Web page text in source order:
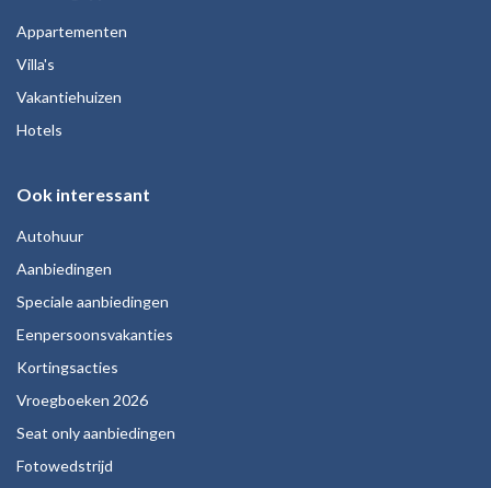
Appartementen
Villa's
Vakantiehuizen
Hotels
Ook interessant
Autohuur
Aanbiedingen
Speciale aanbiedingen
Eenpersoonsvakanties
Kortingsacties
Vroegboeken 2026
Seat only aanbiedingen
Fotowedstrijd